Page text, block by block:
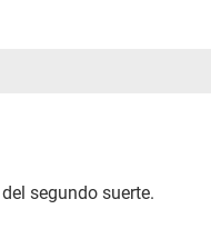
segundo suerte.